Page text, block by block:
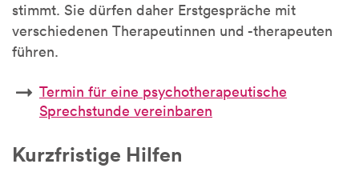
stimmt. Sie dürfen daher Erstgespräche mit
verschiedenen Therapeutinnen und -therapeuten
führen.
Termin für eine psychotherapeutische
Sprechstunde vereinbaren
Kurzfristige Hilfen